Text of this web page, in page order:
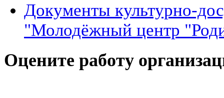
Документы культурно-
"Молодёжный центр
Оцените работу